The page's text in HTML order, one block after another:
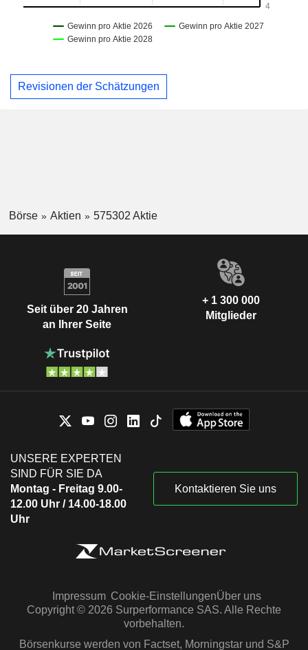
Revisionen der Schätzungen
Börse Aktien 575302 Aktie
Seit über 20 Jahren
an Ihrer Seite
+ 1 300 000
Mitglieder
UNSERE EXPERTEN
SIND FÜR SIE DA
Montag - Freitag 9.00-
12.00 Uhr / 14.00-18.00
Uhr
Kontaktieren Sie uns
Impressum Cookie-EinstellungenÜber uns
Copyright © 2026 Surperformance SAS. Alle Rechte
vorbehalten.
Börsenkurse werden von Factset, Morningstar und S&P